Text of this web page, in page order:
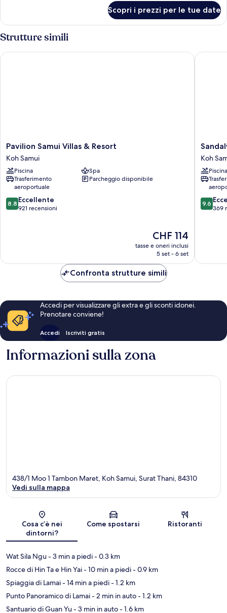
GARDEN
Scopri i prezzi per le tue date
Strutture simili
Pavilion
Samui
Villas
&
Resort
Koh
Samui
Pavilion Samui Villas & Resort
Koh Samui
Piscina
Spa
Trasferimento
aeroportuale
Parcheggio disponibile
8.8
su
8.8 Eccellente
921 recensioni
Il
prezzo
attuale
CHF 114
CHF 114
tasse e oneri inclusi
5 set - 6 set
Pavilion Samui Villas & Resort
Luxury
Villas
Koh
Samui
Koh
Piscina
9.6
su
9.6
369
Confronta strutture simili
Accedi per visualizzare gli extra e gli sconti idonei.
Prenotare conviene!
Accedi Iscriviti gratis
Informazioni sulla zona
Mappa
438/1 Moo 1 Tambon Maret, Koh Samui, Surat Thani, 84310
Vedi sulla mappa
Cosa c’è nei
dintorni?
Come spostarsi Ristoranti
Wat Sila Ngu- 3 min a piedi- 0.3 km
Rocce di Hin Ta e Hin Yai- 10 min a piedi- 0.9 km
Spiaggia di Lamai- 14 min a piedi- 1.2 km
Punto Panoramico di Lamai- 2 min in auto- 1.2 km
Santuario di Guan Yu- 3 min in auto- 1.6 km